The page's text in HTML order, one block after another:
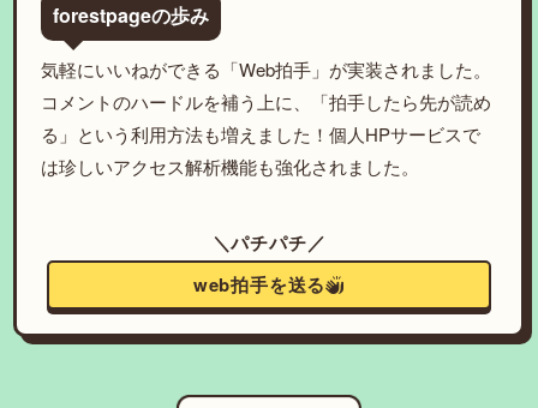
forestpageの歩み
気軽にいいねができる「Web拍手」が実装されました。
コメントのハードルを補う上に、「拍手したら先が読め
る」という利用方法も増えました！個人HPサービスで
は珍しいアクセス解析機能も強化されました。
＼パチパチ／
web拍手を送る